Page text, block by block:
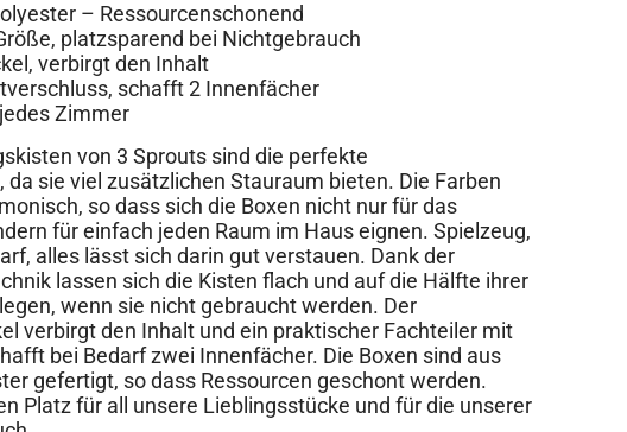
– Ressourcenschonend
platzsparend bei Nichtgebrauch
verbirgt den Inhalt
schafft 2 Innenfächer
Zimmer
von 3 Sprouts sind die perfekte
da sie viel zusätzlichen Stauraum bieten. Die Farben
so dass sich die Boxen nicht nur für das
für einfach jeden Raum im Haus eignen. Spielzeug,
alles lässt sich darin gut verstauen. Dank der
lassen sich die Kisten flach und auf die Hälfte ihrer
wenn sie nicht gebraucht werden. Der
verbirgt den Inhalt und ein praktischer Fachteiler mit
bei Bedarf zwei Innenfächer. Die Boxen sind aus
gefertigt, so dass Ressourcen geschont werden.
Platz für all unsere Lieblingsstücke und für die unserer